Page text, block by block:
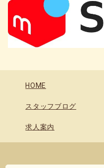
HOME
スタッフブログ
求人案内